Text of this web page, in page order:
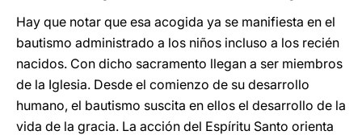
Hay que notar que esa acogida ya se manifiesta en el
bautismo administrado a los niños incluso a los recién
nacidos. Con dicho sacramento llegan a ser miembros
de la Iglesia. Desde el comienzo de su desarrollo
humano, el bautismo suscita en ellos el desarrollo de la
vida de la gracia. La acción del Espíritu Santo orienta